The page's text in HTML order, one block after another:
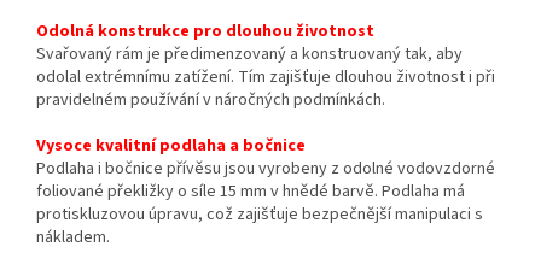
Odolná konstrukce pro dlouhou životnost
Svařovaný rám je předimenzovaný a konstruovaný tak, aby
odolal extrémnímu zatížení. Tím zajišťuje dlouhou životnost i při
pravidelném používání v náročných podmínkách.
Vysoce kvalitní podlaha a bočnice
Podlaha i bočnice přívěsu jsou vyrobeny z odolné vodovzdorné
foliované překližky o síle 15 mm v hnědé barvě. Podlaha má
protiskluzovou úpravu, což zajišťuje bezpečnější manipulaci s
nákladem.